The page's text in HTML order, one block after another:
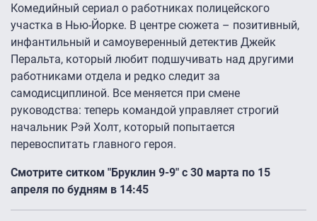
Комедийный сериал о работниках полицейского
участка в Нью-Йорке. В центре сюжета – позитивный,
инфантильный и самоуверенный детектив Джейк
Перальта, который любит подшучивать над другими
работниками отдела и редко следит за
самодисциплиной. Все меняется при смене
руководства: теперь командой управляет строгий
начальник Рэй Холт, который попытается
перевоспитать главного героя.
Смотрите ситком "Бруклин 9-9" с 30 марта по 15
апреля по будням в 14:45